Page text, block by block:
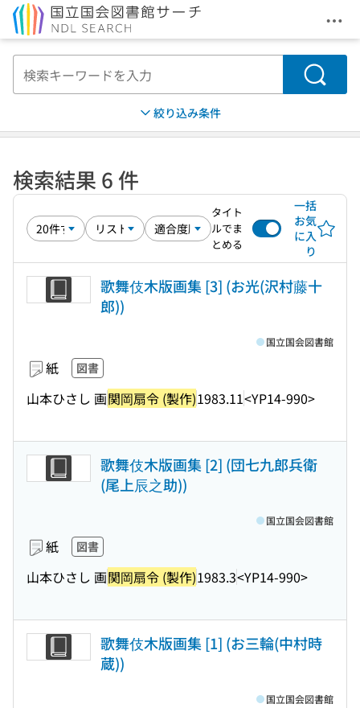
メ
検索
絞り込み条件
検索結果 6 件
タイト
ルでま
とめる
一括
お気
に入
り
歌舞伎木版画集 [3] (お光(沢村藤十
郎))
紙 図書
山本ひさし 画関岡扇令 (製作)1983.11<YP14-990>
国立国会図書館
歌舞伎木版画集 [2] (団七九郎兵衛
(尾上辰之助))
紙 図書
山本ひさし 画関岡扇令 (製作)1983.3<YP14-990>
国立国会図書館
歌舞伎木版画集 [1] (お三輪(中村時
蔵))
国立国会図書館